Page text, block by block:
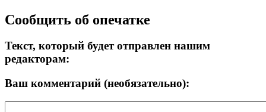
Сообщить об опечатке
Текст, который будет отправлен нашим
редакторам:
Ваш комментарий (необязательно):